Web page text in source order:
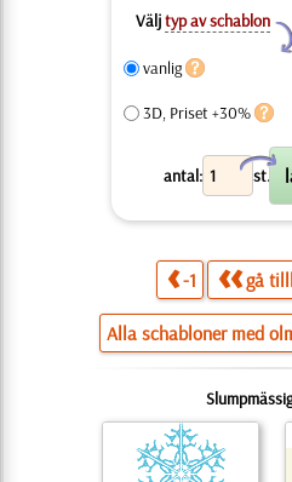
Väljtyp av schablon
Y
vanlig
3D, Priset +30%
antal: st.
X
-1 gå
Alla schabloner med